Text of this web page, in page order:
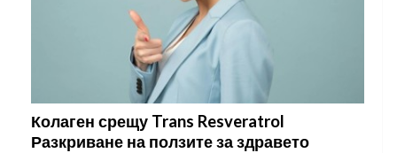
Колаген срещу Trans Resveratrol
Разкриване на ползите за здравето